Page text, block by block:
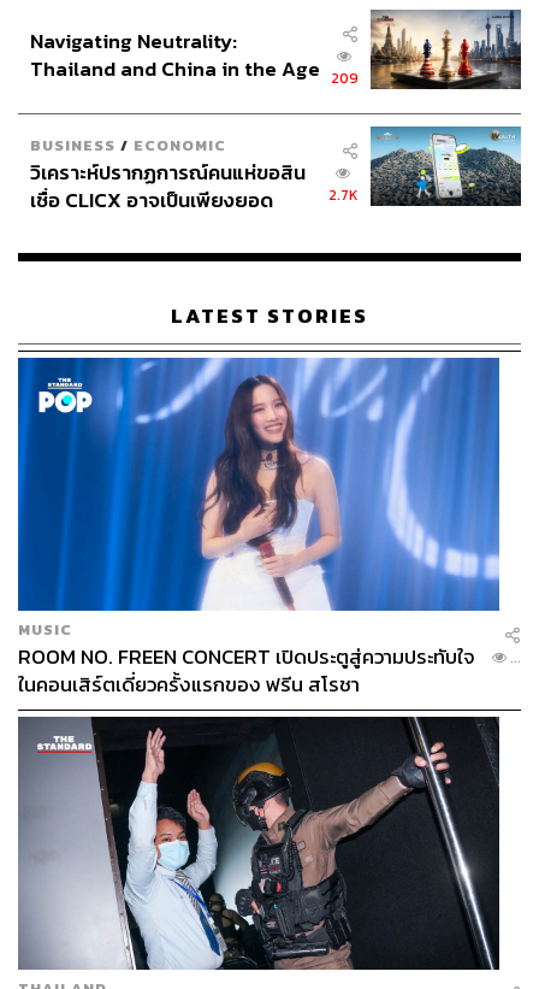
Navigating Neutrality:
Thailand and China in the Age
209
BUSINESS / ECONOMIC
วิเคราะห์ปรากฏการณ์คนแห่ขอสิน
เชื่อ CLICX อาจเป็นเพียงยอด
เรือนไทยที่ถูกซุกไว้
2.7K
LATEST STORIES
MUSIC
ROOM NO. FREEN CONCERT เปิดประตูสู่ความประทับใจ
ในคอนเสิร์ตเดี่ยวครั้งแรกของ ฟรีน สโรชา
...